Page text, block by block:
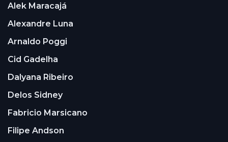
Alek Maracajá
Alexandre Luna
Arnaldo Poggi
Cid Gadelha
Dalyana Ribeiro
Delos Sidney
Fabricio Marsicano
Filipe Andson